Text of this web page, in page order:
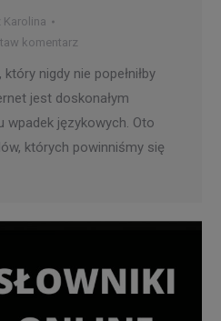
Karolina
komentarz
nigdy nie popełniłby
jest doskonałym
wpadek językowych. Oto
których powinniśmy się